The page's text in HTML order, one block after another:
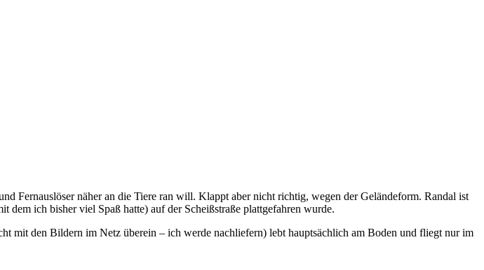
Fernauslöser näher an die Tiere ran will. Klappt aber nicht richtig, wegen der Geländeform. Randal ist
ich bisher viel Spaß hatte) auf der Scheißstraße plattgefahren wurde.
mit den Bildern im Netz überein – ich werde nachliefern) lebt hauptsächlich am Boden und fliegt nur im